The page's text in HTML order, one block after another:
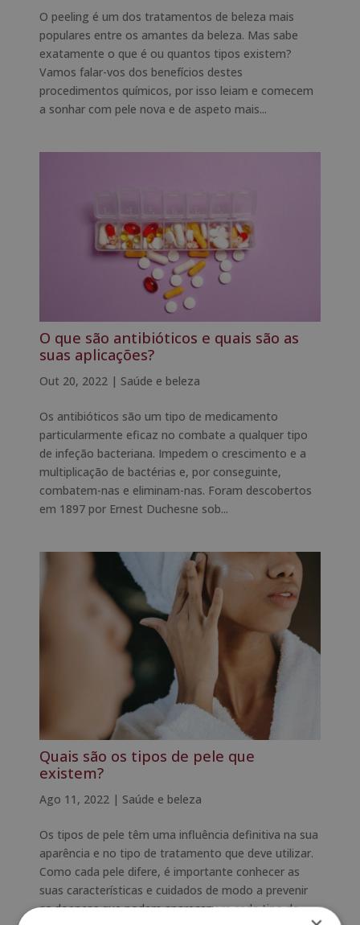
O peeling é um dos tratamentos de beleza mais
populares entre os amantes da beleza. Mas sabe
exatamente o que é ou quantos tipos existem?
Vamos falar-vos dos benefícios destes
procedimentos químicos, por isso leiam e comecem
a sonhar com pele nova e de aspeto mais...
O que são antibióticos e quais são as
suas aplicações?
Out 20, 2022 | Saúde e beleza
Os antibióticos são um tipo de medicamento
particularmente eficaz no combate a qualquer tipo
de infeção bacteriana. Impedem o crescimento e a
multiplicação de bactérias e, por conseguinte,
combatem-nas e eliminam-nas. Foram descobertos
em 1897 por Ernest Duchesne sob...
Quais são os tipos de pele que
existem?
Ago 11, 2022 | Saúde e beleza
Os tipos de pele têm uma influência definitiva na sua
aparência e no tipo de tratamento que deve utilizar.
Como cada pele difere, é importante conhecer as
suas características e cuidados de modo a prevenir
as doenças que podem aparecer em cada tipo de